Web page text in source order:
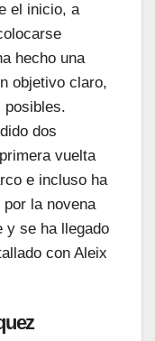
el inicio, a
hecho una
objetivo claro,
posibles.
dos
vuelta
e incluso ha
por la novena
y se ha llegado
con Aleix